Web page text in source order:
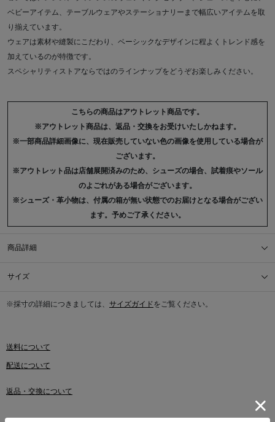
ベビーアイテム、テーブルウェアやステーショナリーまで幅広いアイテムを取
り揃えています。
ウェアは素材や縫製にこだわり、ベーシックなデザインに程よくトレンド感を
加えているのが特徴です。
スペシャリティストアならではのラインナップをどうぞお楽しみください。
こちらの商品はアウトレット商品です。
※アウトレット商品は、返品・交換をお受けいたしかねます。
※一部商品詳細画像に、現在販売していない色の画像を使用している場合が
ございます。
※アウトレット品は店舗展開済みのため、シューズの場合、試着痕やソール
のよごれがある場合がございます。
※シューズ・革小物は、付属の箱が無い状態でのお届けとなる場合がござい
ます。予めご了承ください。
商品詳細
サイズ
※採寸の詳細につきましては、 サイズガイドをご覧ください。
送料について
配送について
返品・交換について